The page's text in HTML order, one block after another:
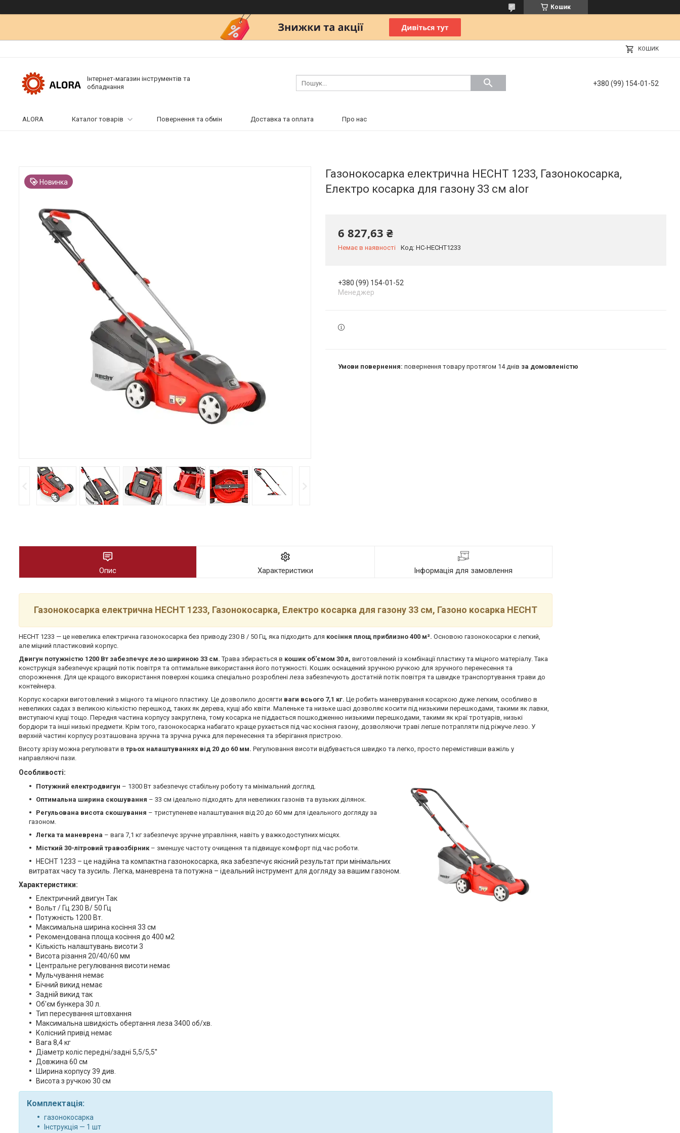
Кошик
КОШИК
Інтернет-магазин інструментів та
обладнання
+380 (99) 154-01-52
ALORA Каталог товарів Повернення та обмін Доставка та оплата Про нас
Новинка
Газонокосарка електрична HECHT 1233, Газонокосарка,
Електро косарка для газону 33 см alor
6 827,63 ₴
Немає в наявності Код: HC-HECHT1233
+380 (99) 154-01-52
Менеджер
повернення товару протягом 14 днів за домовленістю
Опис Характеристики Інформація для замовлення
Газонокосарка електрична HECHT 1233, Газонокосарка, Електро косарка для газону 33 см, Газоно косарка HECHT
HECHT 1233 — це невелика електрична газонокосарка без приводу 230 В / 50 Гц, яка підходить для косіння площ приблизно 400 м². Основою газонокосарки є легкий,
але міцний пластиковий корпус.
Двигун потужністю 1200 Вт забезпечує лезо шириною 33 см. Трава збирається в кошик об'ємом 30 л, виготовлений із комбінації пластику та міцного матеріалу. Така
конструкція забезпечує кращий потік повітря та оптимальне використання його потужності. Кошик оснащений зручною ручкою для зручного перенесення та
спорожнення. Для ще кращого використання поверхні кошика спеціально розроблені леза забезпечують достатній потік повітря та швидке транспортування трави до
контейнера.
Корпус косарки виготовлений з міцного та міцного пластику. Це дозволило досягти ваги всього 7,1 кг. Це робить маневрування косаркою дуже легким, особливо в
невеликих садах з великою кількістю перешкод, таких як дерева, кущі або квіти. Маленьке та низьке шасі дозволяє косити під низькими перешкодами, такими як лавки,
виступаючі кущі тощо. Передня частина корпусу закруглена, тому косарка не піддається пошкодженню низькими перешкодами, такими як краї тротуарів, низькі
бордюри та інші низькі предмети. Крім того, газонокосарка набагато краще рухається під час косіння газону, дозволяючи траві легше потрапляти під ріжуче лезо. У
верхній частині корпусу розташована зручна та зручна ручка для перенесення та зберігання пристрою.
Висоту зрізу можна регулювати втрьох налаштуваннях від 20 до 60 мм. Регулювання висоти відбувається швидко та легко, просто перемістивши важіль у
направляючі пази.
Особливості:
Потужний електродвигун – 1300 Вт забезпечує стабільну роботу та мінімальний догляд.
Оптимальна ширина скошування – 33 см ідеально підходять для невеликих газонів та вузьких ділянок.
Регульована висота скошування – триступеневе налаштування від 20 до 60 мм для ідеального догляду за
газоном.
Легка та маневрена – вага 7,1 кг забезпечує зручне управління, навіть у важкодоступних місцях.
Місткий 30-літровий травозбірник – зменшує частоту очищення та підвищує комфорт під час роботи.
HECHT 1233 – це надійна та компактна газонокосарка, яка забезпечує якісний результат при мінімальних
витратах часу та зусиль. Легка, маневрена та потужна – ідеальний інструмент для догляду за вашим газоном.
Характеристики:
Електричний двигун Так
Вольт / Гц 230 В/ 50 Гц
Потужність 1200 Вт.
Максимальна ширина косіння 33 см
Рекомендована площа косіння до 400 м2
Кількість налаштувань висоти 3
Висота різання 20/40/60 мм
Центральне регулювання висоти немає
Мульчування немає
Бічний викид немає
Задній викид так
Об'єм бункера 30 л.
Тип пересування штовхання
Максимальна швидкість обертання леза 3400 об/хв.
Колісний привід немає
Вага 8,4 кг
Діаметр коліс передні/задні 5,5/5,5''
Довжина 60 см
Ширина корпусу 39 див.
Висота з ручкою 30 см
Комплектація:
газонокосарка
Інструкція — 1 шт